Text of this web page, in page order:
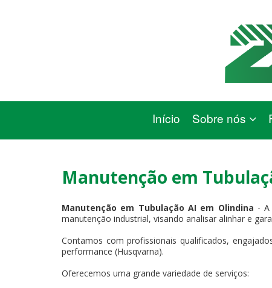
Início Sobre nós
Manutenção em
Manutenção em Tubulação AI em Olindina -
manutenção industrial, visando analisar alinhar e
Contamos com profissionais qualificados,
performance (Husqvarna).
Oferecemos uma grande variedade de serviços: